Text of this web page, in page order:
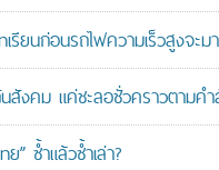
ยนก่อนรถไฟความเร็วสูงจะม
งคม แค่ชะลอชั่วคราวตามค
ซ้ำแล้วซ้ำเล่า?